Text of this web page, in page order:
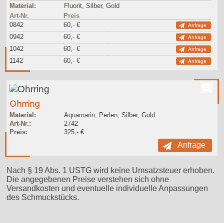
Material:
Fluorit, Silber, Gold
Art-Nr.
Preis
0842
60,- € Anfrage
0942 60,- € Anfrage
1042 60,- € Anfrage
1142 60,- € Anfrage
Ohrring
Material:
Aquamarin, Perlen, Silber, Gold
Art-Nr.:
2742
Preis:
325,- €
Anfrage
Nach § 19 Abs. 1 USTG wird keine Umsatzsteuer erhoben.
Die angegebenen Preise verstehen sich ohne
Versandkosten und eventuelle individuelle Anpassungen
des Schmuckstücks.